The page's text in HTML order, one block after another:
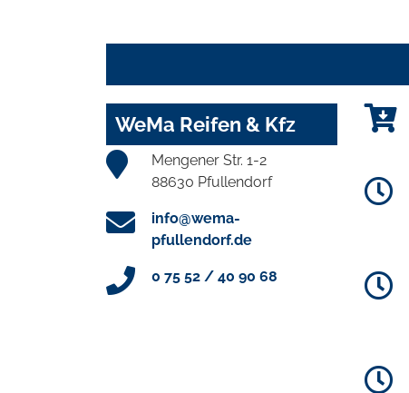
WeMa Reifen & Kfz
Mengener Str. 1-2
88630 Pfullendorf
info@wema-
pfullendorf.de
0 75 52 / 40 90 68